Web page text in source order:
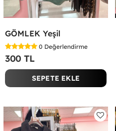
GÖMLEK Yeşil
0 Değerlendirme
300 TL
SEPETE EKLE